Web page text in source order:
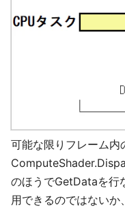
可能な限りフレーム内
のほうでGetDataを行
用できるのではないか